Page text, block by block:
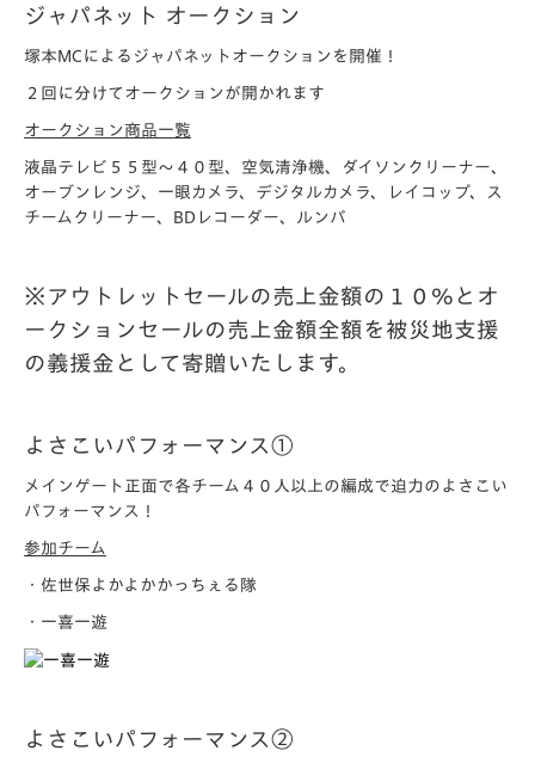
ジャパネット オークション
塚本MCによるジャパネットオークションを開催！
２回に分けてオークションが開かれます
オークション商品一覧
液晶テレビ５５型〜４０型、空気清浄機、ダイソンクリーナー、
オーブンレンジ、一眼カメラ、デジタルカメラ、レイコップ、ス
チームクリーナー、BDレコーダー、ルンバ
※アウトレットセールの売上金額の１０％とオ
ークションセールの売上金額全額を被災地支援
の義援金として寄贈いたします。
よさこいパフォーマンス①
メインゲート正面で各チーム４０人以上の編成で迫力のよさこい
パフォーマンス！
参加チーム
・佐世保よかよかかっちぇる隊
・一喜一遊
よさこいパフォーマンス②